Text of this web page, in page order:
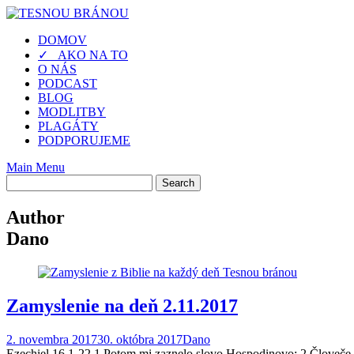
Skip
contentDOMOV
✓ AKO NA TO
O NÁS
PODCAST
BLOG
MODLITBY
PLAGÁTY
PODPORUJEME
Main Menu
Author
Dano
Zamyslenie na deň 2.11.2017
2. novembra 201730. októbra 2017Dano